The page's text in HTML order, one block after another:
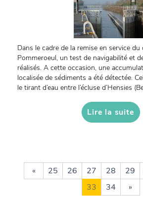
Dans le cadre de la remise en service du
Pommeroeul, un test de navigabilité et
réalisés. A cette occasion, une
localisée de sédiments a été détectée.
le tirant d’eau entre l’écluse d’Hensies
Lire la suite
« 25 26 27 28 29
33
34 »